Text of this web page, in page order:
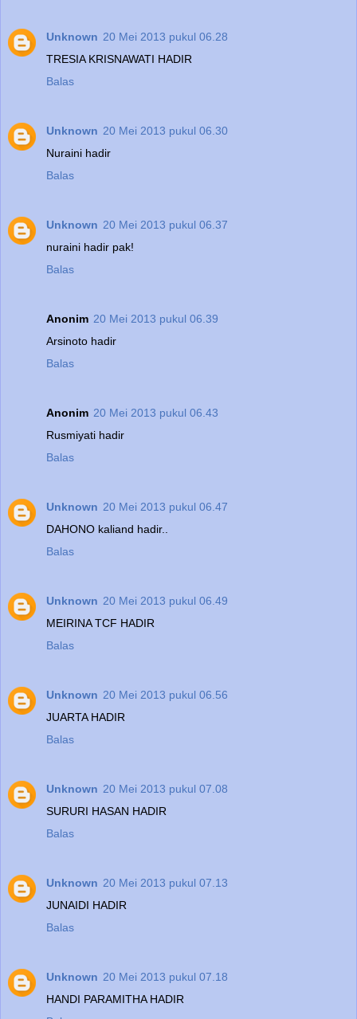
Unknown 20 Mei 2013 pukul 06.28
TRESIA KRISNAWATI HADIR
Balas
Unknown 20 Mei 2013 pukul 06.30
Nuraini hadir
Balas
Unknown 20 Mei 2013 pukul 06.37
nuraini hadir pak!
Balas
Anonim 20 Mei 2013 pukul 06.39
Arsinoto hadir
Balas
Anonim 20 Mei 2013 pukul 06.43
Rusmiyati hadir
Balas
Unknown 20 Mei 2013 pukul 06.47
DAHONO kaliand hadir..
Balas
Unknown 20 Mei 2013 pukul 06.49
MEIRINA TCF HADIR
Balas
Unknown 20 Mei 2013 pukul 06.56
JUARTA HADIR
Balas
Unknown 20 Mei 2013 pukul 07.08
SURURI HASAN HADIR
Balas
Unknown 20 Mei 2013 pukul 07.13
JUNAIDI HADIR
Balas
Unknown 20 Mei 2013 pukul 07.18
HANDI PARAMITHA HADIR